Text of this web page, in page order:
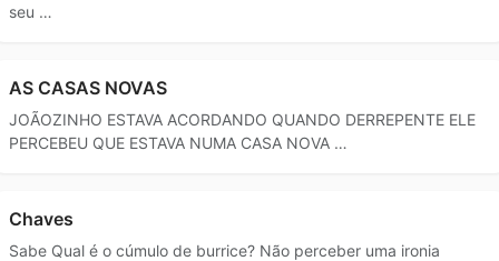
seu …
AS CASAS NOVAS
JOÃOZINHO ESTAVA ACORDANDO QUANDO DERREPENTE ELE
PERCEBEU QUE ESTAVA NUMA CASA NOVA …
Chaves
Sabe Qual é o cúmulo de burrice? Não perceber uma ironia